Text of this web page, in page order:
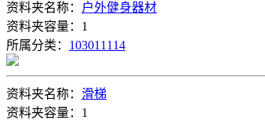
资料夹名称：
户外健身器材
资料夹容量：1
所属分类： 103011114
资料夹名称： 滑梯
资料夹容量：1